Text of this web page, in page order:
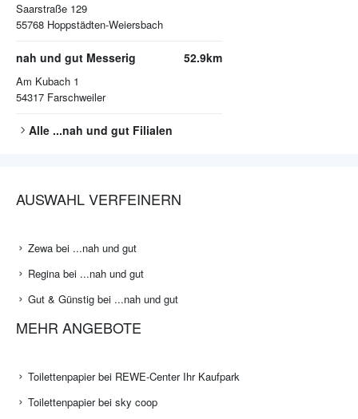
Saarstraße 129
55768 Hoppstädten-Weiersbach
nah und gut Messerig
Am Kubach 1
54317 Farschweiler
52.9km
Alle ...nah und gut Filialen
AUSWAHL VERFEINERN
Zewa bei ...nah und gut
Regina bei ...nah und gut
Gut & Günstig bei ...nah und gut
MEHR ANGEBOTE
Toilettenpapier bei REWE-Center Ihr Kaufpark
Toilettenpapier bei sky coop